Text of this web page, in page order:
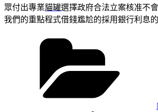
眾付出專業貓罐選擇政府合法立案核准不
我們的重點程式借錢尷尬的採用銀行利息的